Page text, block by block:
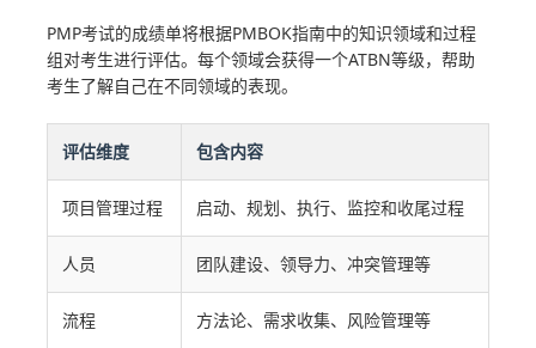
PMP考试的成绩单将根据PMBOK指南中的知识领域和过程
组对考生进行评估。每个领域会获得一个ATBN等级，帮助
考生了解自己在不同领域的表现。
评估维度 包含内容
项目管理过程 启动、规划、执行、监控和收尾过程
人员 团队建设、领导力、冲突管理等
流程 方法论、需求收集、风险管理等